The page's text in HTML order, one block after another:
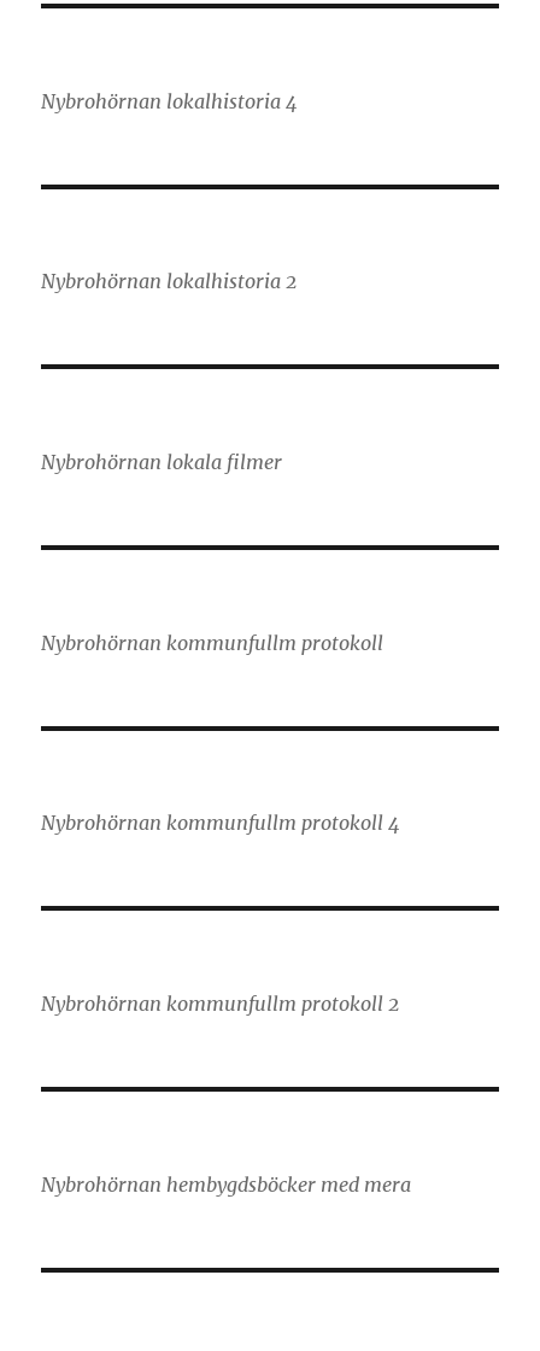
Nybrohörnan lokalhistoria 4
Nybrohörnan lokalhistoria 2
Nybrohörnan lokala filmer
Nybrohörnan kommunfullm protokoll
Nybrohörnan kommunfullm protokoll 4
Nybrohörnan kommunfullm protokoll 2
Nybrohörnan hembygdsböcker med mera